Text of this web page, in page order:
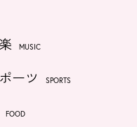
MUSIC
ーツ SPORTS
FOOD